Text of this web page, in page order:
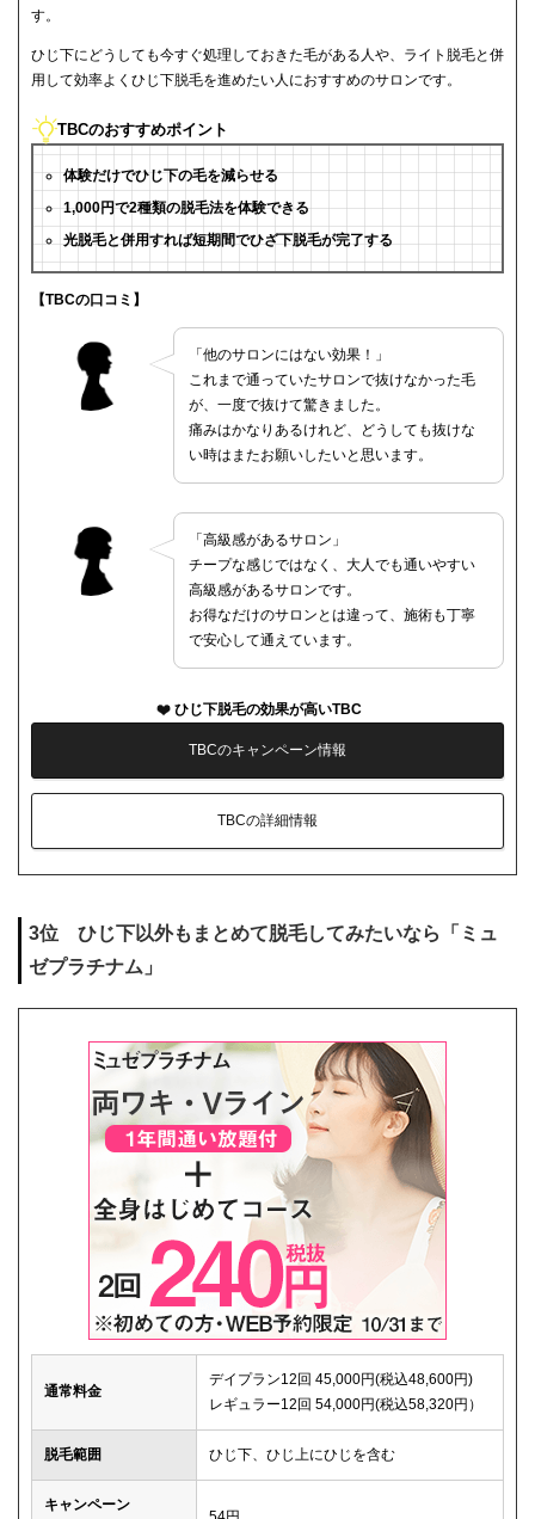
す。
ひじ下にどうしても今すぐ処理しておきた毛がある人や、ライト脱毛と併
用して効率よくひじ下脱毛を進めたい人におすすめのサロンです。
TBCのおすすめポイント
体験だけでひじ下の毛を減らせる
1,000円で2種類の脱毛法を体験できる
光脱毛と併用すれば短期間でひざ下脱毛が完了する
【TBCの口コミ】
「他のサロンにはない効果！」
これまで通っていたサロンで抜けなかった毛
が、一度で抜けて驚きました。
痛みはかなりあるけれど、どうしても抜けな
い時はまたお願いしたいと思います。
「高級感があるサロン」
チープな感じではなく、大人でも通いやすい
高級感があるサロンです。
お得なだけのサロンとは違って、施術も丁寧
で安心して通えています。
ひじ下脱毛の効果が高いTBC
TBCのキャンペーン情報
TBCの詳細情報
3位 ひじ下以外もまとめて脱毛してみたいなら「ミュ
ゼプラチナム」
通常料金
デイプラン12回 45,000円(税込48,600円)
レギュラー12回 54,000円(税込58,320円）
脱毛範囲 ひじ下、ひじ上にひじを含む
キャンペーン